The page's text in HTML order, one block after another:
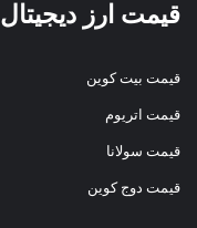
قیمت ارز دیجیتال
قیمت بیت کوین
قیمت اتریوم
قیمت سولانا
قیمت دوج کوین